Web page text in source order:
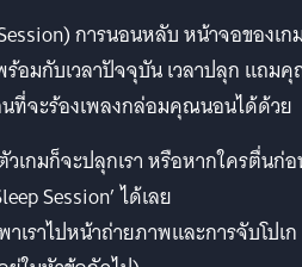
การนอนหลับ หน้าจอของเก
อมกับเวลาปัจจุบัน เวลาปลุก แถม
นที่จะร้องเพลงกล่อมคุณนอนได้ด้วย
วเกมก็จะปลุกเรา หรือหากใครตื่นก่
Session’ ได้เลย
เราไปหน้าถ่ายภาพและการจับโปเก